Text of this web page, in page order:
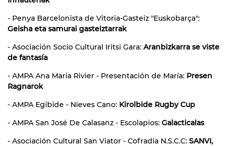
- Penya Barcelonista de Vitoria-Gasteiz "Euskobarça":
Geisha eta samurai gasteiztarrak
- Asociación Socio Cultural Iritsi Gara: Aranbizkarra se viste
de fantasía
- AMPA Ana Maria Rivier - Presentación de María: Presen
Ragnarok
- AMPA Egibide - Nieves Cano: Kirolbide Rugby Cup
- AMPA San José De Calasanz - Escolapios: Galacticalas
- Asociación Cultural San Viator - Cofradia N.S.C.C: SANVI,